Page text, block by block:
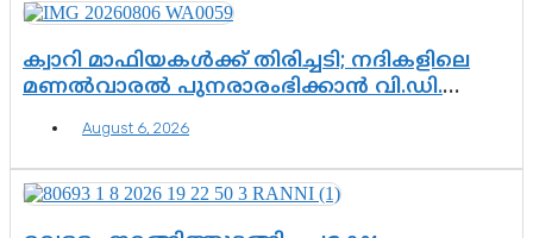
എന്തൊക്കെ വിവരങ്ങൾ?”
ക്വാറി മാഫിയകൾക്ക് തിരിച്ചടി; നദികളിലെ
മണൽവാരൽ പുനരാരംഭിക്കാൻ വി.ഡി.
August 6, 2026